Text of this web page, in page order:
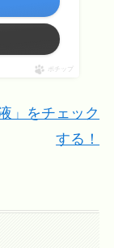
ポチップ
」をチェック
する！